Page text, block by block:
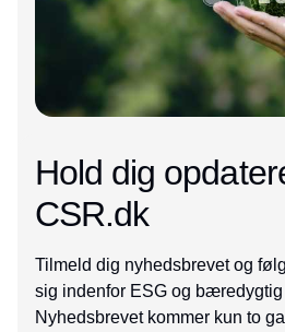
Hold dig
CSR.dk
Tilmeld dig nyhedsbrevet og
sig indenfor ESG og
Nyhedsbrevet kommer kun to